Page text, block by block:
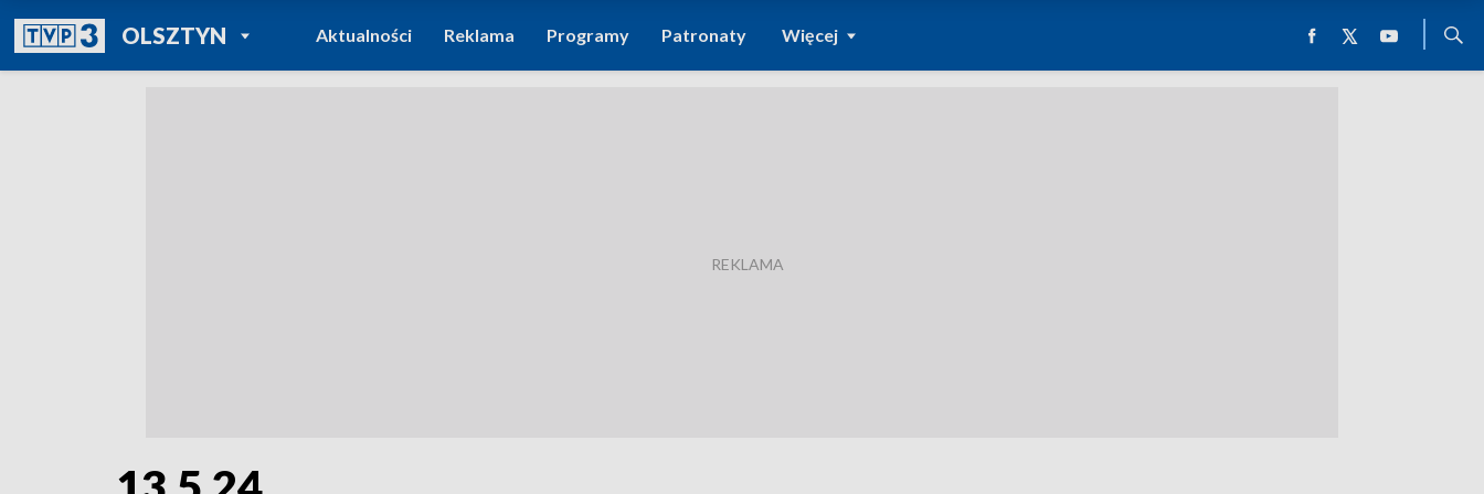
OLSZTYNPOWRÓT DO
TVP REGIONY
Aktualności Reklama Programy Patronaty Więcej